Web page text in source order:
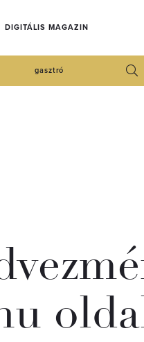
DIGITÁLIS MAGAZIN
gasztró